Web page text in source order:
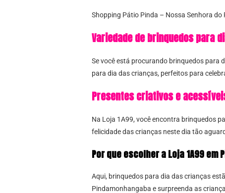
Shopping Pátio Pinda – Nossa Senhora do
Variedade de brinquedos para
Se você está procurando brinquedos para
para dia das crianças, perfeitos para
Presentes criativos e
Na Loja 1A99, você encontra brinquedos
felicidade das crianças neste dia tão
Por que escolher a Loja 1A99 em
Aqui, brinquedos para dia das crianças
Pindamonhangaba e surpreenda as